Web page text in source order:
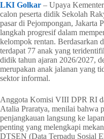
LKI Golkar – Upaya
calon peserta didik Sekolah
pasar di Pejompongan, Jakarta
langkah progresif dalam
kelompok rentan. Berdasarkan
terdapat 77 anak yang
didik tahun ajaran 2026/2027,
merupakan anak jalanan yang
sektor informal.
Anggota Komisi VIII DPR RI
Atalia Praratya, menilai bahwa
penjangkauan langsung ke
penting yang melengkapi
DTSEN (Data Terpadu Sosial